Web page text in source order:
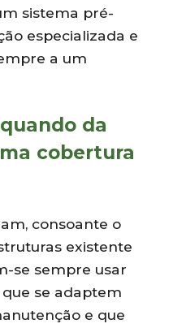
sistema pré-
especializada e
a um
da
cobertura
consoante o
existente
se sempre usar
se adaptem
e que